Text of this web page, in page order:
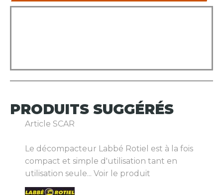
PRODUITS SUGGÉRÉS
Article SCAR
Le décompacteur Labbé Rotiel est à la fois
compact et simple d'utilisation tant en
utilisation seule... Voir le produit